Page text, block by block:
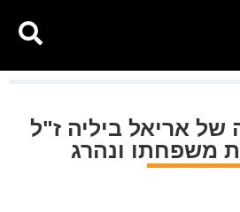
של אריאל ביליה ז"ל
משפחתו ונהרג